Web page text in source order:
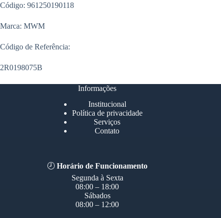
Código: 961250190118
Marca: MWM
Código de Referência:
2R0198075B
Informações
Institucional
Política de privacidade
Serviços
Contato
🕗Horário de Funcionamento
Segunda à Sexta
08:00 – 18:00
Sábados
08:00 – 12:00